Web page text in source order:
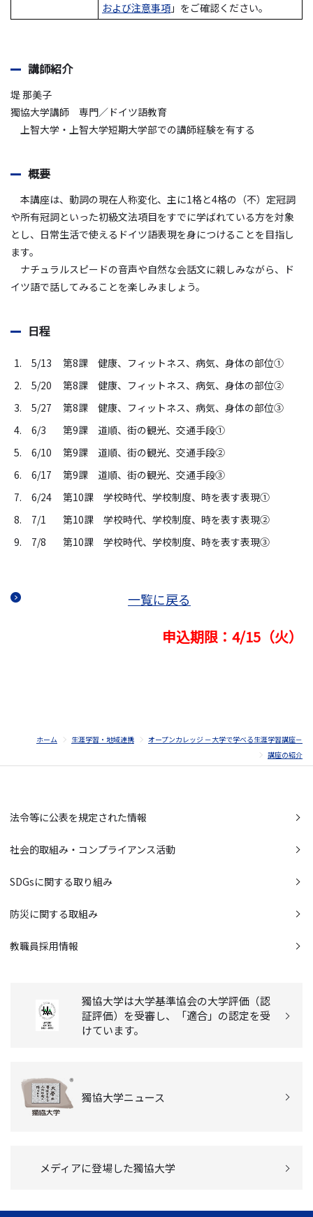
および注意事項 」をご確認ください。
講師紹介
堤 那美子
獨協大学講師 専門／ドイツ語教育
上智大学・上智大学短期大学部での講師経験を有する
概要
本講座は、動詞の現在人称変化、主に1格と4格の（不）定冠詞
や所有冠詞といった初級文法項目をすでに学ばれている方を対象
とし、日常生活で使えるドイツ語表現を身につけることを目指し
ます。
ナチュラルスピードの音声や自然な会話文に親しみながら、ド
イツ語で話してみることを楽しみましょう。
日程
1. 5/13
第8課 健康、フィットネス、病気、身体の部位①
2. 5/20
第8課 健康、フィットネス、病気、身体の部位②
3. 5/27
第8課 健康、フィットネス、病気、身体の部位③
4. 6/3
第9課 道順、街の観光、交通手段①
5. 6/10
第9課 道順、街の観光、交通手段②
6. 6/17
第9課 道順、街の観光、交通手段③
7. 6/24
第10課 学校時代、学校制度、時を表す表現①
8. 7/1
第10課 学校時代、学校制度、時を表す表現②
9. 7/8
第10課 学校時代、学校制度、時を表す表現③
一覧に戻る
申込期限：4/15（火）
ホーム 生涯学習・地域連携
オープンカレッジ －大学で学べる生涯学習講座－
講座の紹介
法令等に公表を規定された情報
社会的取組み・コンプライアンス活動
SDGsに関する取り組み
防災に関する取組み
教職員採用情報
獨協大学は大学基準協会の大学評価（認
証評価）を受審し、「適合」の認定を受
けています。
獨協大学ニュース
メディアに登場した獨協大学